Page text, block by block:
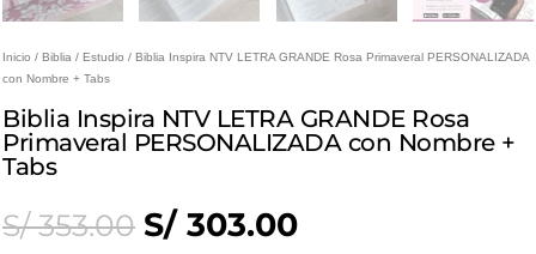
Inicio / Biblia / Estudio / Biblia Inspira NTV LETRA GRANDE Rosa Primaveral PERSONALIZADA
con Nombre + Tabs
Biblia Inspira NTV LETRA GRANDE Rosa
Primaveral PERSONALIZADA con Nombre +
Tabs
S/353.00 Original
S/ 303.00Current